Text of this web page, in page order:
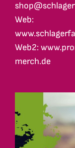
Web:
Web2:
merch.de